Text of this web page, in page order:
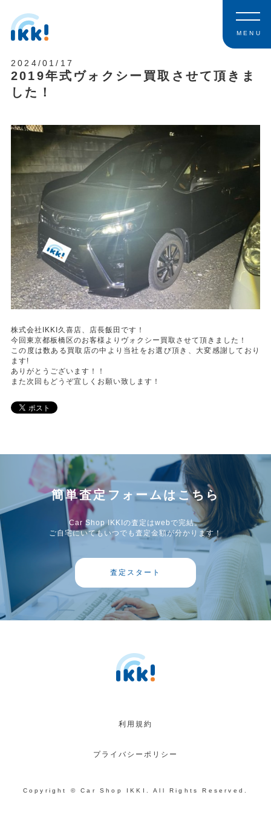
MENU
2024/01/17
2019年式ヴォクシー買取させて頂きま
した！
株式会社IKKI久喜店、店長飯田です！
今回東京都板橋区のお客様よりヴォクシー買取させて頂きました！
この度は数ある買取店の中より当社をお選び頂き、大変感謝しており
ます!
ありがとうございます！！
また次回もどうぞ宜しくお願い致します！
簡単査定フォームはこちら
Car Shop IKKIの査定はwebで完結。
ご自宅にいてもいつでも査定金額が分かります！
査定スタート
利用規約
プライバシーポリシー
Copyright © Car Shop IKKI. All Rights Reserved.